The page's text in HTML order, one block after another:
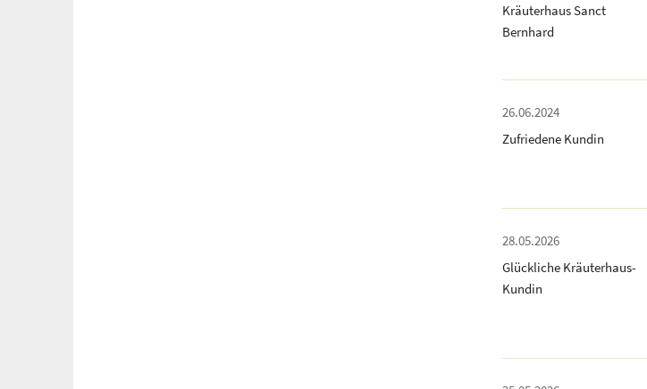
Kräuterhaus Sanct
Bernhard
26.06.2024
Zufriedene Kundin
28.05.2026
Glückliche Kräuterhaus-
Kundin